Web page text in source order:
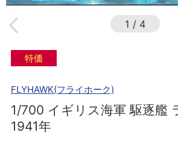
1 / 4
特価
FLYHAWK(フライホーク)
1/700 イギリス海軍 駆逐艦
1941年